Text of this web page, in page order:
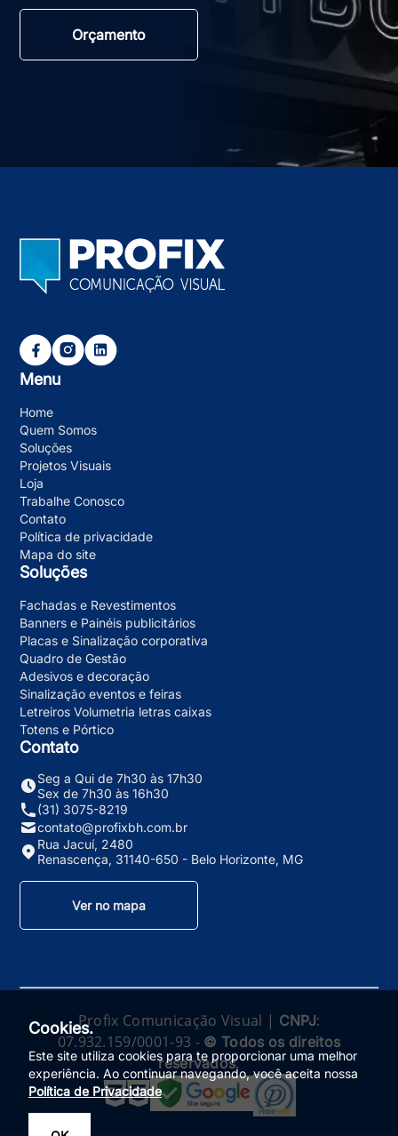
Orçamento
Menu
Home
Quem Somos
Soluções
Projetos Visuais
Loja
Trabalhe Conosco
Contato
Política de privacidade
Mapa do site
Soluções
Fachadas e Revestimentos
Banners e Painéis publicitários
Placas e Sinalização corporativa
Quadro de Gestão
Adesivos e decoração
Sinalização eventos e feiras
Letreiros Volumetria letras caixas
Totens e Pórtico
Contato
Seg a Qui de 7h30 às 17h30
Sex de 7h30 às 16h30
(31) 3075-8219
contato@profixbh.com.br
Rua Jacuí, 2480
Renascença, 31140-650 - Belo Horizonte, MG
Ver no mapa
Profix Comunicação Visual | CNPJ:
07.932.159/0001-93 - © Todos os direitos
reservados.
Cookies.
Este site utiliza cookies para te proporcionar uma melhor
experiência. Ao continuar navegando, você aceita nossa
Política de Privacidade